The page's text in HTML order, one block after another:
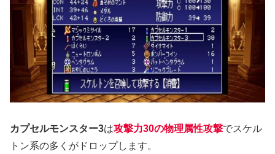
カプセルモンスター3は攻撃力30の物理属性攻撃でスケル
トン系の多くがドロップします。